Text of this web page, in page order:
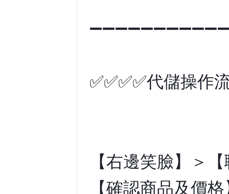
✅✅✅✅代儲操作
【右邊笑臉】＞
【確認商品及價